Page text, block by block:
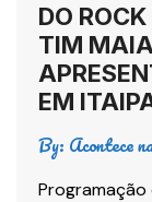
DO
TIM
EM
By: Acontece